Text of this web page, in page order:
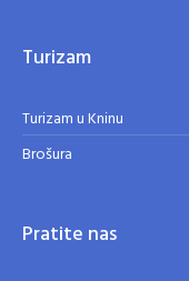
Turizam
Turizam u Kninu
Brošura
Pratite nas